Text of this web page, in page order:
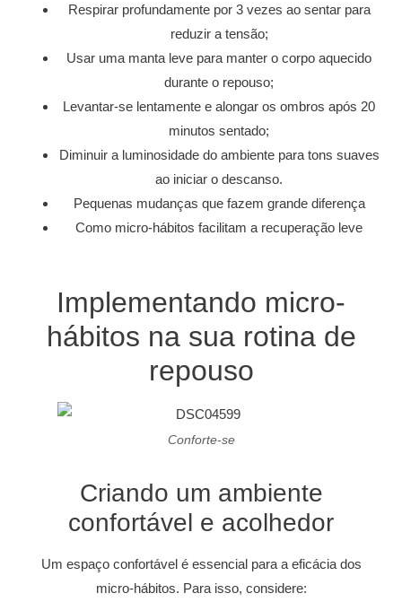
Respirar profundamente por 3 vezes ao sentar para
reduzir a tensão;
Usar uma manta leve para manter o corpo aquecido
durante o repouso;
Levantar-se lentamente e alongar os ombros após 20
minutos sentado;
Diminuir a luminosidade do ambiente para tons suaves
ao iniciar o descanso.
Pequenas mudanças que fazem grande diferença
Como micro-hábitos facilitam a recuperação leve
Implementando micro-
hábitos na sua rotina de
repouso
Conforte-se
Criando um ambiente
confortável e acolhedor
Um espaço confortável é essencial para a eficácia dos
micro-hábitos. Para isso, considere: